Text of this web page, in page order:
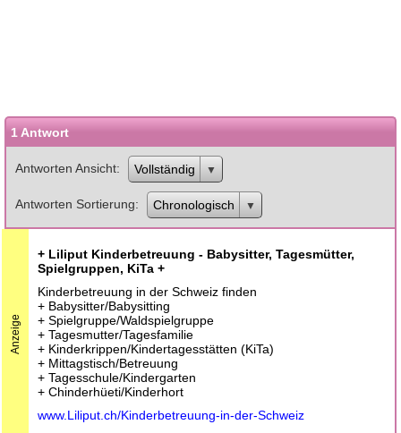
1 Antwort
Antworten Ansicht Vollständig
Antworten Sortierung Chronologisch
Anzeige
+ Liliput Kinderbetreuung - Babysitter, Tagesmütter,
Spielgruppen, KiTa +
Kinderbetreuung in der Schweiz finden
+ Babysitter/Babysitting
+ Spielgruppe/Waldspielgruppe
+ Tagesmutter/Tagesfamilie
+ Kinderkrippen/Kindertagesstätten (KiTa)
+ Mittagstisch/Betreuung
+ Tagesschule/Kindergarten
+ Chinderhüeti/Kinderhort
www.Liliput.ch/Kinderbetreuung-in-der-Schweiz